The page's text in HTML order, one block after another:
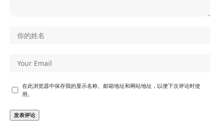
在此浏览器中保存我的显示名称、邮箱地址和网站地址，以便下次评论时使
用。